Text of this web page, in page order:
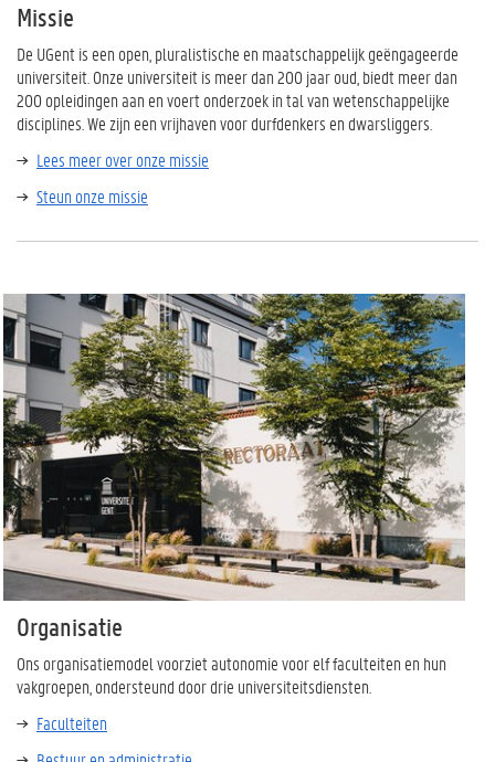
Missie
De UGent is een open, pluralistische en maatschappelijk geëngageerde
universiteit. Onze universiteit is meer dan 200 jaar oud, biedt meer dan
200 opleidingen aan en voert onderzoek in tal van wetenschappelijke
disciplines. We zijn een vrijhaven voor durfdenkers en dwarsliggers.
Lees meer over onze missie
Steun onze missie
Organisatie
Ons organisatiemodel voorziet autonomie voor elf faculteiten en hun
vakgroepen, ondersteund door drie universiteitsdiensten.
Faculteiten